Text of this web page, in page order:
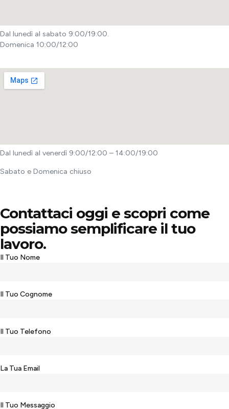
Dal lunedì al sabato 9:00/19:00.
Domenica 10:00/12:00
Dal lunedì al venerdì 9:00/12:00 – 14:00/19:00
Sabato e Domenica chiuso
Contattaci oggi e scopri come
possiamo semplificare il tuo
lavoro.
Il Tuo Nome
Il Tuo Cognome
Il Tuo Telefono
La Tua Email
Il Tuo Messaggio